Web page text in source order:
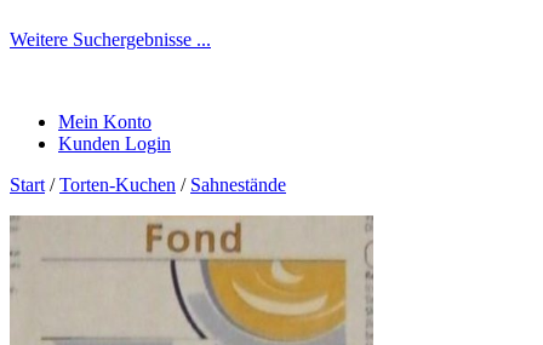
Weitere Suchergebnisse ...
Mein Konto
Kunden Login
Start /Torten-Kuchen / Sahnestände